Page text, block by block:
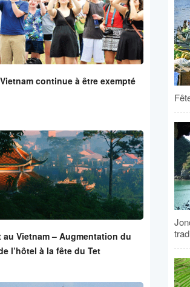
continue à être exempté
au Vietnam – Augmentation du
l’hôtel à la fête du Tet